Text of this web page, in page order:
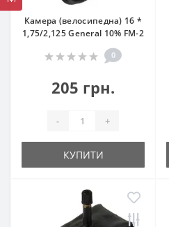
Камера (велосипедна) 16 *
1,75/2,125 General 10% FM-2
0
205 грн.
- +
КУПИТИ